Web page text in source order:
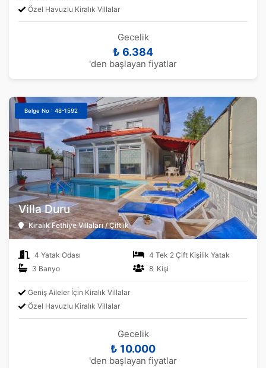
Özel Havuzlu Kiralık Villalar
Gecelik
₺ 6.384
'den başlayan fiyatlar
Belge No : 48-1592
Villa Duru
Kiralık Fethiye Villaları / Çiftlik
4 Yatak Odası
4 Tek 2 Çift Kişilik Yatak
3 Banyo
8 Kişi
Geniş Aileler İçin Kiralık Villalar
Özel Havuzlu Kiralık Villalar
Gecelik
₺ 10.000
'den başlayan fiyatlar